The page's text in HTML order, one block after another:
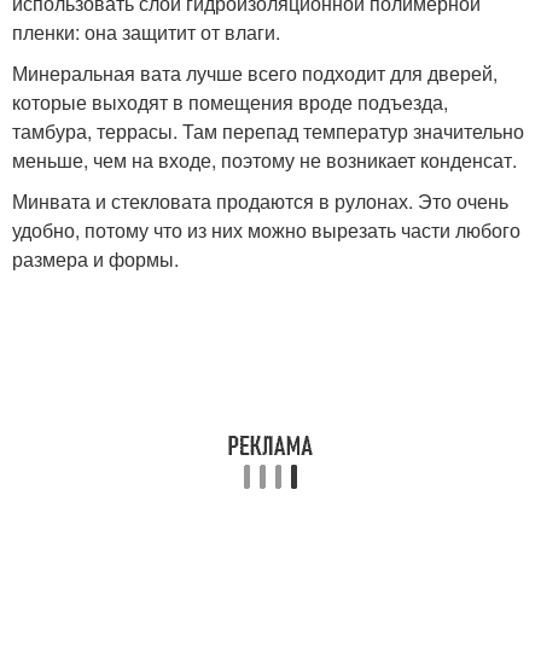
пленки: она защитит от влаги.
Минеральная вата лучше всего подходит для дверей,
которые выходят в помещения вроде подъезда,
тамбура, террасы. Там перепад температур значительно
меньше, чем на входе, поэтому не возникает конденсат.
Минвата и стекловата продаются в рулонах. Это очень
удобно, потому что из них можно вырезать части любого
размера и формы.